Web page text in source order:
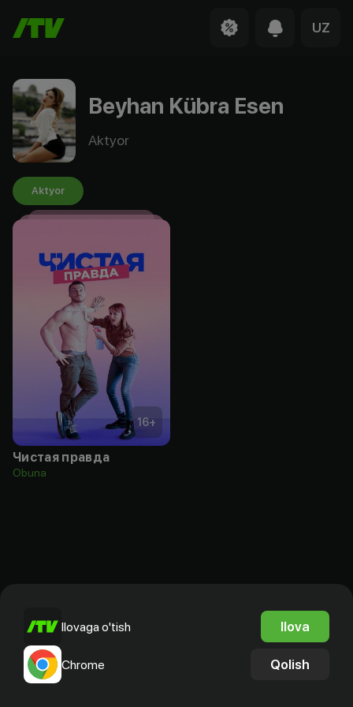
UZ
Beyhan Kübra Esen
Aktyor
Aktyor
16+
Чистая правда
Obuna
Ilovaga o'tish Ilova
Chrome Qolish